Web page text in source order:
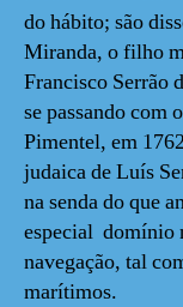
do hábito; são
Miranda, o filho
Francisco Serrão
se passando com
Pimentel, em
judaica de Luís
na senda do que
especial domínio
navegação, tal
marítimos.